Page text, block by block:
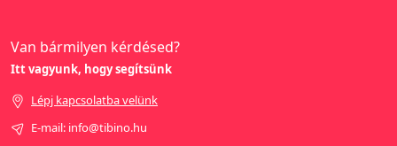
Van bármilyen kérdésed?
Itt vagyunk, hogy segítsünk
Lépj kapcsolatba velünk
E-mail: info@tibino.hu